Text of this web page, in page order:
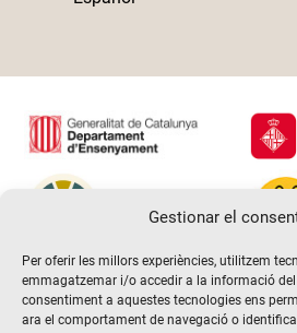
Gestionar el
Per oferir les millors experiències, utilitzem
emmagatzemar i/o accedir a la informació del
consentiment a aquestes tecnologies ens
ara el comportament de navegació o